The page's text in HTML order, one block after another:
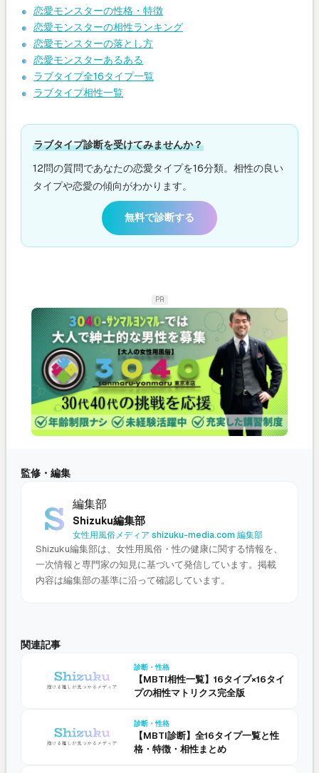
恋愛モンスターの性格・特徴
恋愛モンスターの相性ランキング
恋愛モンスターの落とし方
恋愛モンスターあるある
ラブタイプ全16タイプ一覧
ラブタイプ相性一覧
ラブタイプ診断を受けてみませんか？
12問の質問であなたの恋愛タイプを16分類。相性の良い
タイプや恋愛の傾向がわかります。
無料で診断する
PR
監修・編集
編集部
Shizuku編集部
女性用風俗メディア shizuku-media.com 編集部
Shizuku編集部は、女性用風俗・性の健康に関する情報を、
一次情報と専門家の知見に基づいて発信しています。掲載
内容は編集部の基準に沿って確認しています。
関連記事
診断・性格
【MBTI相性一覧】16タイプ×16タイ
プの相性マトリクス完全版
診断・性格
【MBTI診断】全16タイプ一覧と性
格・特徴・相性まとめ